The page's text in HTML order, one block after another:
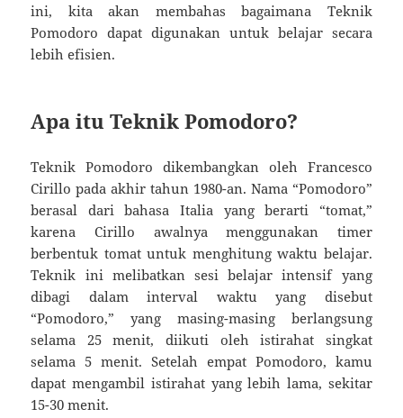
ini, kita akan membahas bagaimana Teknik
Pomodoro dapat digunakan untuk belajar secara
lebih efisien.
Apa itu Teknik Pomodoro?
Teknik Pomodoro dikembangkan oleh Francesco
Cirillo pada akhir tahun 1980-an. Nama “Pomodoro”
berasal dari bahasa Italia yang berarti “tomat,”
karena Cirillo awalnya menggunakan timer
berbentuk tomat untuk menghitung waktu belajar.
Teknik ini melibatkan sesi belajar intensif yang
dibagi dalam interval waktu yang disebut
“Pomodoro,” yang masing-masing berlangsung
selama 25 menit, diikuti oleh istirahat singkat
selama 5 menit. Setelah empat Pomodoro, kamu
dapat mengambil istirahat yang lebih lama, sekitar
15-30 menit.